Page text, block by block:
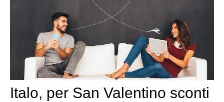
Italo, per San Valentino sconti